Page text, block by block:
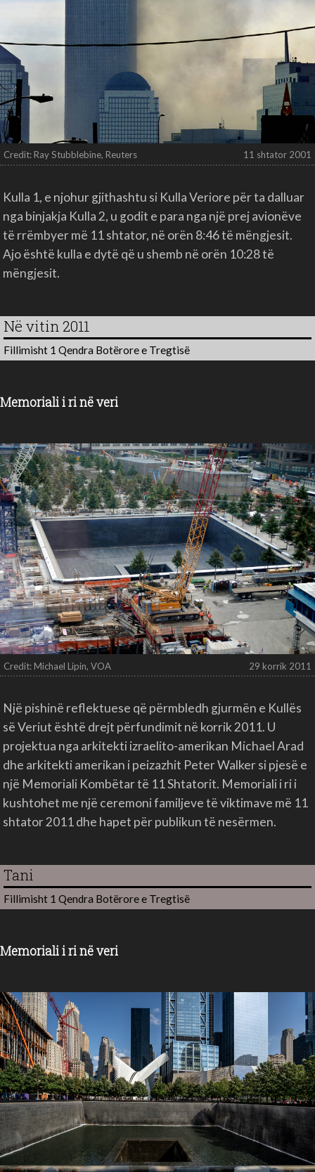
Credit: Ray Stubblebine, Reuters 11 shtator 2001
Kulla 1, e njohur gjithashtu si Kulla Veriore për ta dalluar
nga binjakja Kulla 2, u godit e para nga një prej avionëve
të rrëmbyer më 11 shtator, në orën 8:46 të mëngjesit.
Ajo është kulla e dytë që u shemb në orën 10:28 të
mëngjesit.
Në vitin 2011
Fillimisht 1 Qendra Botërore e Tregtisë
Memoriali i ri në veri
Credit: Michael Lipin, VOA 29 korrik 2011
Një pishinë reflektuese që përmbledh gjurmën e Kullës
së Veriut është drejt përfundimit në korrik 2011. U
projektua nga arkitekti izraelito-amerikan Michael Arad
dhe arkitekti amerikan i peizazhit Peter Walker si pjesë e
një Memoriali Kombëtar të 11 Shtatorit. Memoriali i ri i
kushtohet me një ceremoni familjeve të viktimave më 11
shtator 2011 dhe hapet për publikun të nesërmen.
Tani
Fillimisht 1 Qendra Botërore e Tregtisë
Memoriali i ri në veri